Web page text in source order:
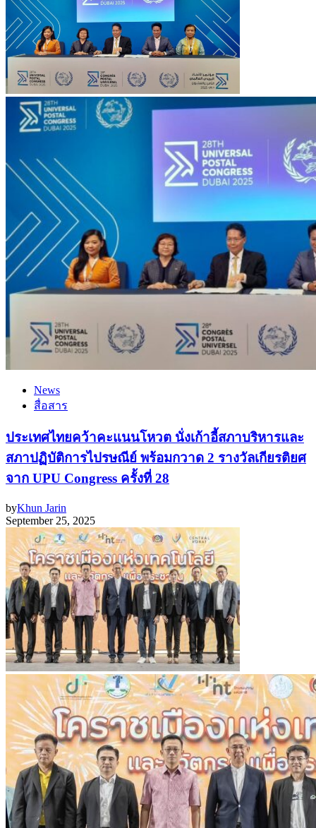
News
สื่อสาร
ประเทศไทยคว้าคะแนนโหวต นั่งเก้าอี้สภาบริหารและ
สภาปฏิบัติการไปรษณีย์ พร้อมกวาด 2 รางวัลเกียรติยศ
จาก UPU Congress ครั้งที่ 28
byKhun Jarin
September 25, 2025